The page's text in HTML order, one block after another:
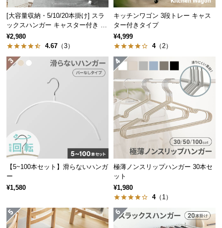
中
型
商
品
の
配
て
小
型
商
の
送
に
[大容量収納・5/10/20本掛け] スラ
ックスハンガー キャスター付き 出
し入れ簡単 左右スイング
¥2,980
4.67 （3）
キッチンワゴン 3段トレー キャス
ター付きタイプ
¥4,999
4（2）
【5~100本セット】滑らないハンガ
ー
¥1,580
極薄ノンスリップハンガー 30本セ
ット
¥1,980
4（1）